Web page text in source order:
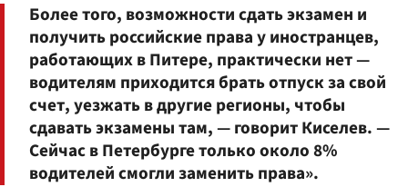
Более того, возможности сдать экзамен и
получить российские права у иностранцев,
работающих в Питере, практически нет —
водителям приходится брать отпуск за свой
счет, уезжать в другие регионы, чтобы
сдавать экзамены там, — говорит Киселев. —
Сейчас в Петербурге только около 8%
водителей смогли заменить права».